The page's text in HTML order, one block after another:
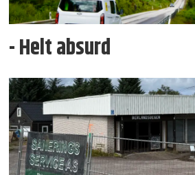
- Helt absurd